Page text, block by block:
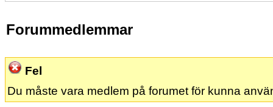
Forummedlemmar
Fel
Du måste vara medlem på forumet för kunna